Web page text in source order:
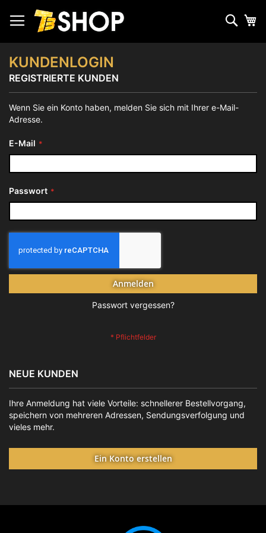
Inhalt
springen
KUNDENLOGIN
REGISTRIERTE KUNDEN
Wenn Sie ein Konto haben, melden Sie sich mit Ihrer e-Mail-
Adresse.
E-Mail
Passwort
Anmelden
Passwort vergessen?
NEUE KUNDEN
Ihre Anmeldung hat viele Vorteile: schnellerer Bestellvorgang,
speichern von mehreren Adressen, Sendungsverfolgung und
vieles mehr.
Ein Konto erstellen